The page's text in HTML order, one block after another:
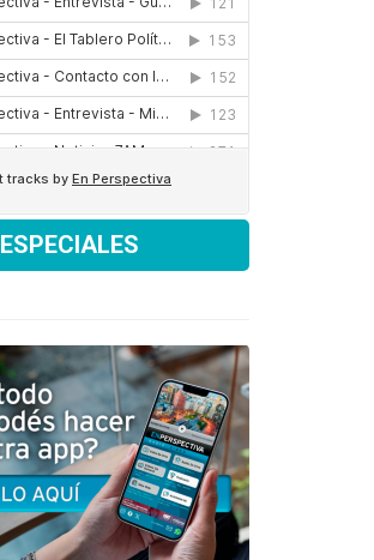
ESPECIALES